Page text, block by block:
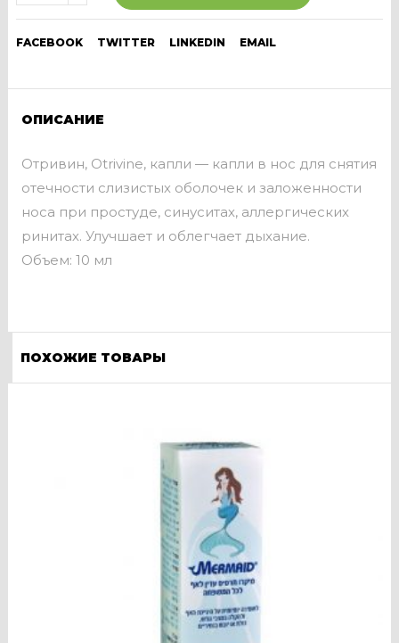
FACEBOOK TWITTER LINKEDIN EMAIL
ОПИСАНИЕ
Отривин, Otrivine, капли — капли в нос для снятия
отечности слизистых оболочек и заложенности
носа при простуде, синуситах, аллергических
ринитах. Улучшает и облегчает дыхание.
Объем: 10 мл
ПОХОЖИЕ ТОВАРЫ